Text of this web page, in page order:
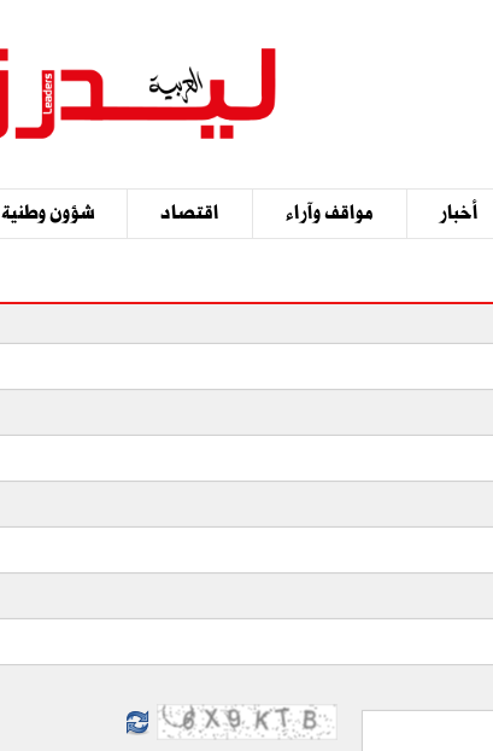
أخبار مواقف وآراء اقتصاد شؤون وطنية